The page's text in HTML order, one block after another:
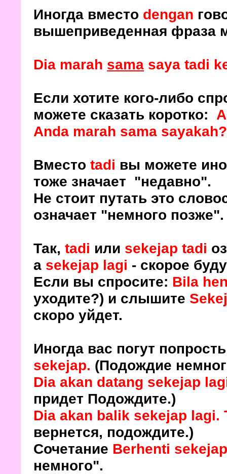
Иногда вместо dengan
вышеприведенная фраза
Dia marah sama saya tadi
Если хотите кого-либо
можете сказать коротко:
Anda marah sama sayakah?
Вместо tadi вы можете
тоже значает "недавно".
Не стоит путать это
означает "немного позже".
Так, tadi или sekejap tadi
а sekejap lagi - скорое
Если вы спросите: Bila
уходите?) и слышите
скоро уйдет.
Иногда вас погут
sekejap. (Подождие
Dia akan datang sekejap
придет Подождите.)
Dia akan balik sekejap lagi.
вернется, подождите.)
Сочетание Berhenti sekejap
немного".